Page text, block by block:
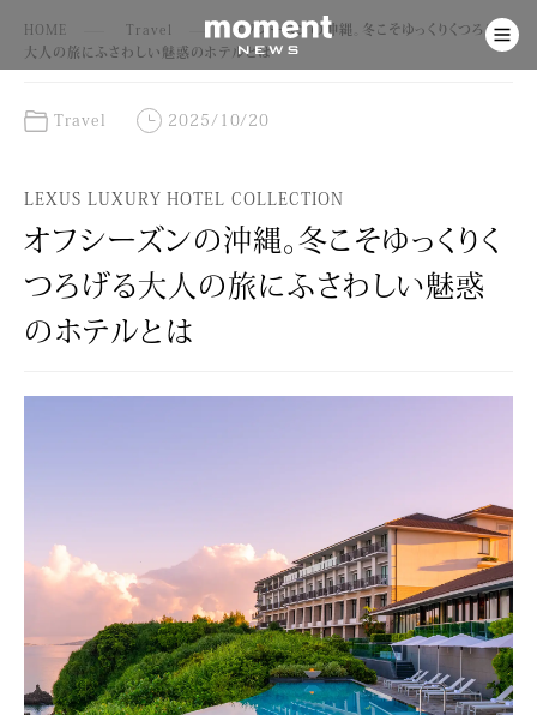
HOME Travel
オフシーズンの沖縄。冬こそゆっくりくつろげる
大人の旅にふさわしい魅惑のホテルとは
Travel 2025/10/20
LEXUS LUXURY HOTEL COLLECTION
オフシーズンの沖縄。冬こそゆっくりく
つろげる大人の旅にふさわしい魅惑
のホテルとは